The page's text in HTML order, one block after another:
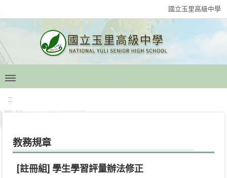
國立玉里高級中學
:::
教務規章
[註冊組] 學生學習評量辦法修正